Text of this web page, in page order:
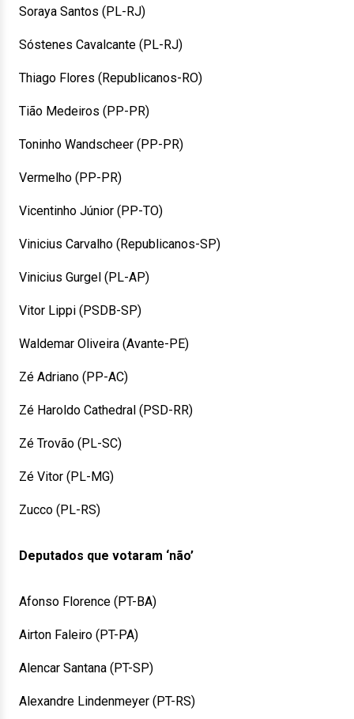
Soraya Santos (PL-RJ)
Sóstenes Cavalcante (PL-RJ)
Thiago Flores (Republicanos-RO)
Tião Medeiros (PP-PR)
Toninho Wandscheer (PP-PR)
Vermelho (PP-PR)
Vicentinho Júnior (PP-TO)
Vinicius Carvalho (Republicanos-SP)
Vinicius Gurgel (PL-AP)
Vitor Lippi (PSDB-SP)
Waldemar Oliveira (Avante-PE)
Zé Adriano (PP-AC)
Zé Haroldo Cathedral (PSD-RR)
Zé Trovão (PL-SC)
Zé Vitor (PL-MG)
Zucco (PL-RS)
Deputados que votaram ‘não’
Afonso Florence (PT-BA)
Airton Faleiro (PT-PA)
Alencar Santana (PT-SP)
Alexandre Lindenmeyer (PT-RS)